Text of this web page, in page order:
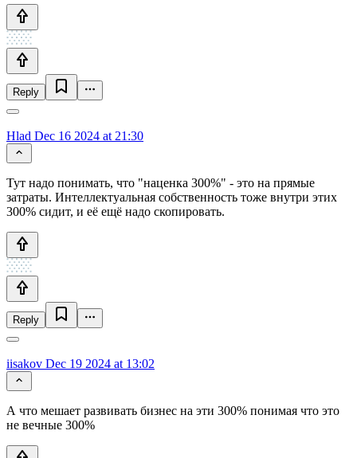
Reply
Hlad Dec 16 2024 at 21:30
Тут надо понимать, что "наценка 300%" - это на прямые
затраты. Интеллектуальная собственность тоже внутри этих
300% сидит, и её ещё надо скопировать.
Reply
iisakov Dec 19 2024 at 13:02
А что мешает развивать бизнес на эти 300% понимая что это
не вечные 300%